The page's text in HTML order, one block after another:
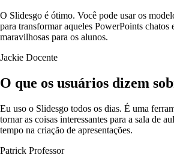
O Slidesgo é ótimo. Você pode usar os
para transformar aqueles PowerPoints chatos
maravilhosas para os alunos.
Jackie Docente
O que os usuários dizem
Eu uso o Slidesgo todos os dias. É uma
tornar as coisas interessantes para a sala de
tempo na criação de apresentações.
Patrick Professor